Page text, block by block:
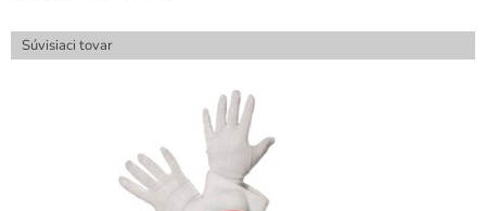
Súvisiaci tovar